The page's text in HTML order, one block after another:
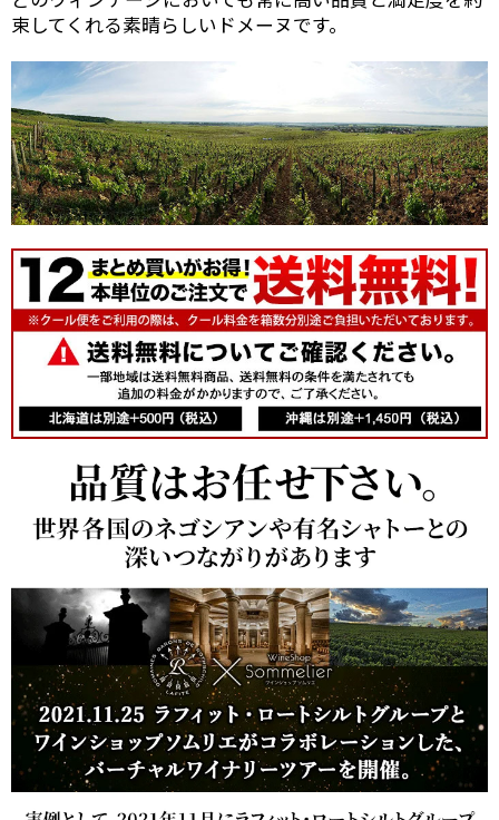
束してくれる素晴らしいドメーヌです。